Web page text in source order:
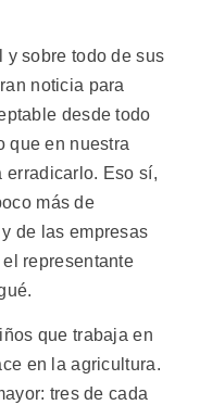
y sobre todo de sus
noticia para
desde todo
que en nuestra
erradicarlo. Eso sí,
más de
de las empresas
representante
que trabaja en
en la agricultura.
tres de cada